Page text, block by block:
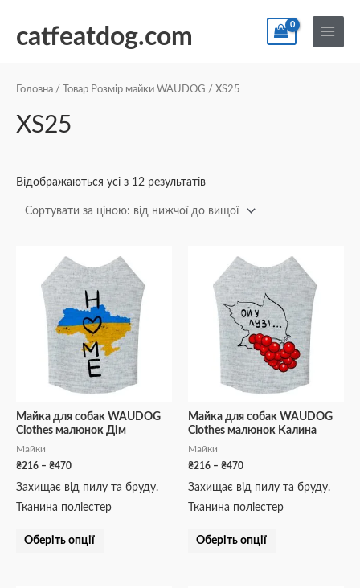
catfeatdog.com
Main
Menu
Головна / Товар Розмір майки WAUDOG / XS25
XS25
Відображаються усі з 12 результатів
ціною:
Майка для собак WAUDOG
Clothes малюнок Дім
Майки
₴216 – ₴470
цін:
від
₴216
до
₴470
Захищає від пилу та бруду.
Тканина поліестер
Оберіть опції
Цей
товар
має
кілька
варіантів.
Параметри
можна
вибрати
на
сторінці
Майка для собак WAUDOG
Clothes малюнок Калина
Майки
₴216 – ₴470
цін:
від
₴216
до
₴470
Захищає від пилу та бруду.
Тканина поліестер
Оберіть опції
Цей
товар
має
кілька
варіантів.
Параметри
можна
вибрати
на
сторінці